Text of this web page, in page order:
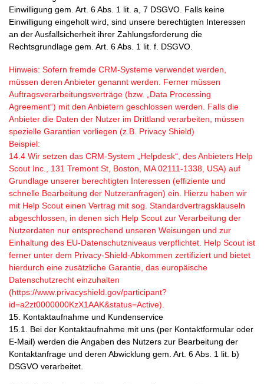
Einwilligung gem. Art. 6 Abs. 1 lit. a, 7 DSGVO. Falls keine
Einwilligung eingeholt wird, sind unsere berechtigten Interessen
an der Ausfallsicherheit ihrer Zahlungsforderung die
Rechtsgrundlage gem. Art. 6 Abs. 1 lit. f. DSGVO.
Hinweis: Sofern fremde CRM-Systeme verwendet werden,
müssen deren Anbieter genannt werden. Ferner müssen
Auftragsverarbeitungsverträge (bzw. „Data Processing
Agreement“) mit den Anbietern geschlossen werden. Falls die
Anbieter die Daten der Nutzer im Drittland verarbeiten, müssen
spezielle Garantien vorliegen (z.B. Privacy Shield)
Beispiel:
14.4 Wir setzen das CRM-System „Helpdesk“, des Anbieters Help
Scout Inc., 131 Tremont St, Boston, MA 02111-1338, USA) auf
Grundlage unserer berechtigten Interessen (effiziente und
schnelle Bearbeitung der Nutzeranfragen) ein. Hierzu haben wir
mit Help Scout einen Vertrag mit sog. Standardvertragsklauseln
abgeschlossen, in denen sich Help Scout zur Verarbeitung der
Nutzerdaten nur entsprechend unseren Weisungen und zur
Einhaltung des EU-Datenschutzniveaus verpflichtet. Help Scout ist
ferner unter dem Privacy-Shield-Abkommen zertifiziert und bietet
hierdurch eine zusätzliche Garantie, das europäische
Datenschutzrecht einzuhalten
(https://www.privacyshield.gov/participant?
id=a2zt0000000KzX1AAK&status=Active).
15. Kontaktaufnahme und Kundenservice
15.1. Bei der Kontaktaufnahme mit uns (per Kontaktformular oder
E-Mail) werden die Angaben des Nutzers zur Bearbeitung der
Kontaktanfrage und deren Abwicklung gem. Art. 6 Abs. 1 lit. b)
DSGVO verarbeitet.